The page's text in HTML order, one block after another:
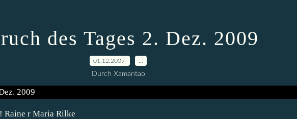
des Tages 2. Dez. 2009
01.12.2009
Durch Xamantao
r Maria Rilke